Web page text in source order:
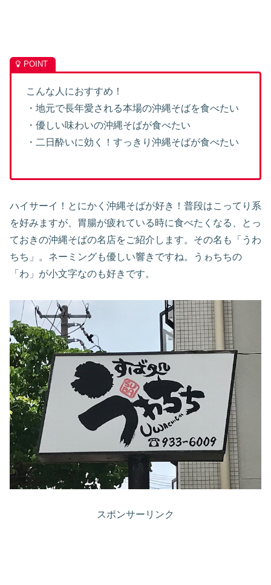
こんな人におすすめ！
・地元で長年愛される本場の沖縄そばを食べたい
・優しい味わいの沖縄そばが食べたい
・二日酔いに効く！すっきり沖縄そばが食べたい
ハイサーイ！とにかく沖縄そばが好き！普段はこってり系
を好みますが、胃腸が疲れている時に食べたくなる、とっ
ておきの沖縄そばの名店をご紹介します。その名も「うわ
ちち」。ネーミングも優しい響きですね。うゎちちの
「わ」が小文字なのも好きです。
スポンサーリンク